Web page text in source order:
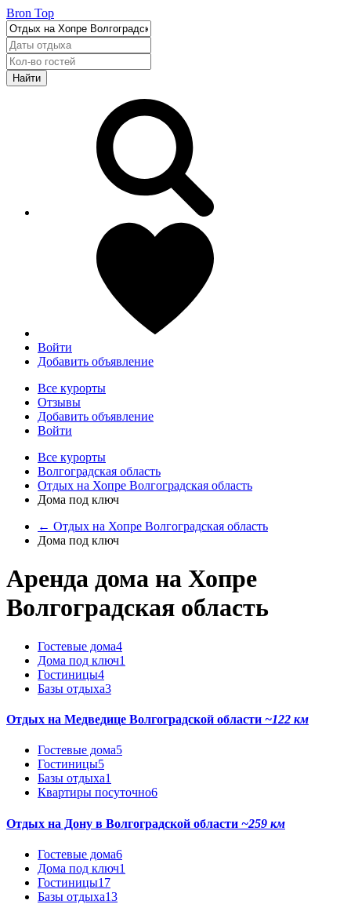
Bron Top
Найти
Войти
Добавить объявление
Все курорты
Отзывы
Добавить объявление
Войти
Все курорты
Волгоградская область
Отдых на Хопре Волгоградская область
Дома под ключ
← Отдых на Хопре Волгоградская область
Дома под ключ
Аренда дома на Хопре
Волгоградская область
Гостевые дома4
Дома под ключ1
Гостиницы4
Базы отдыха3
Отдых на Медведице Волгоградской области ~122 км
Гостевые дома5
Гостиницы5
Базы отдыха1
Квартиры посуточно6
Отдых на Дону в Волгоградской области ~259 км
Гостевые дома6
Дома под ключ1
Гостиницы17
Базы отдыха13